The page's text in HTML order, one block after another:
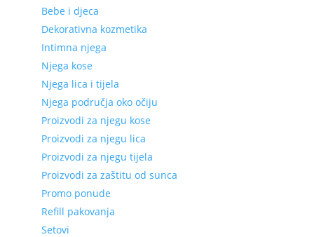
Bebe i djeca
Dekorativna kozmetika
Intimna njega
Njega kose
Njega lica i tijela
Njega područja oko očiju
Proizvodi za njegu kose
Proizvodi za njegu lica
Proizvodi za njegu tijela
Proizvodi za zaštitu od sunca
Promo ponude
Refill pakovanja
Setovi